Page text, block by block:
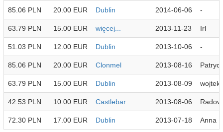
85.06 PLN 20.00 EUR Dublin 2014-06-06 -
63.79 PLN 15.00 EUR więcej... 2013-11-23 Irl
51.03 PLN 12.00 EUR Dublin 2013-10-06 -
85.06 PLN 20.00 EUR Clonmel 2013-08-16
63.79 PLN 15.00 EUR Dublin 2013-08-09 wojtek
42.53 PLN 10.00 EUR Castlebar 2013-08-06
72.30 PLN 17.00 EUR Dublin 2013-07-18 Anna